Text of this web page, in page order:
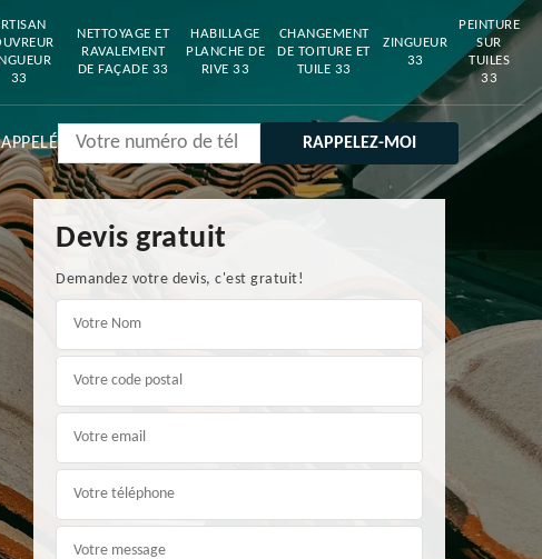
33
NETTOYAGE ET
RAVALEMENT
DE FAÇADE 33
HABILLAGE
PLANCHE DE
RIVE 33
CHANGEMENT
DE TOITURE ET
TUILE 33
ZINGUEUR
33
PEINTURE
SUR
TUILES
33
Devis gratuit
Demandez votre devis, c'est gratuit!